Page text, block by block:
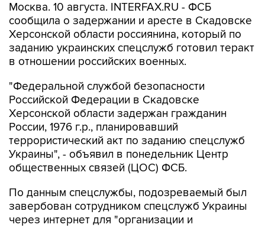
Москва. 10 августа. INTERFAX.RU - ФСБ
сообщила о задержании и аресте в Скадовске
Херсонской области россиянина, который по
заданию украинских спецслужб готовил теракт
в отношении российских военных.
"Федеральной службой безопасности
Российской Федерации в Скадовске
Херсонской области задержан гражданин
России, 1976 г.р., планировавший
террористический акт по заданию спецслужб
Украины", - объявил в понедельник Центр
общественных связей (ЦОС) ФСБ.
По данным спецслужбы, подозреваемый был
завербован сотрудником спецслужб Украины
через интернет для "организации и